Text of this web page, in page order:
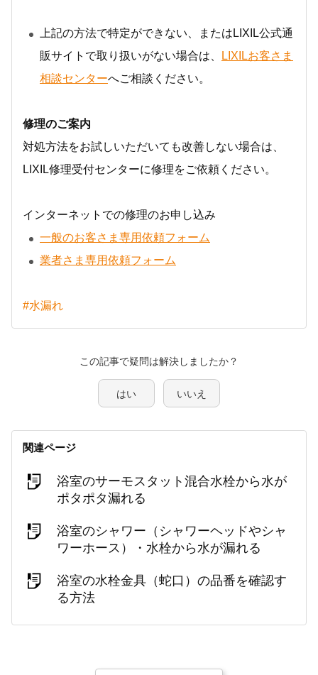
上記の方法で特定ができない、またはLIXIL公式通
販サイトで取り扱いがない場合は、
LIXILお客さま
相談センターへご相談ください。
修理のご案内
対処方法をお試しいただいても改善しない場合は、
LIXIL修理受付センターに修理をご依頼ください。
インターネットでの修理のお申し込み
一般のお客さま専用依頼フォーム
業者さま専用依頼フォーム
#水漏れ
この記事で疑問は解決しましたか？
はい いいえ
関連ページ
浴室のサーモスタット混合水栓から水が
ポタポタ漏れる
浴室のシャワー（シャワーヘッドやシャ
ワーホース）・水栓から水が漏れる
浴室の水栓金具（蛇口）の品番を確認す
る方法